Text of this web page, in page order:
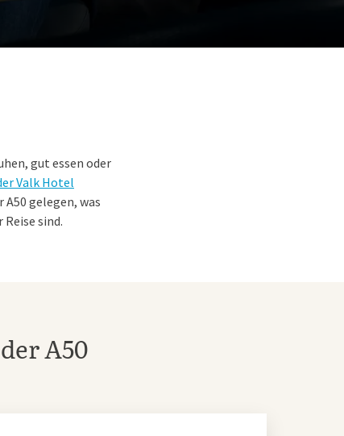
gut essen oder
Valk Hotel
gelegen, was
sind.
reichhaltiges
für eine Tasse
A50